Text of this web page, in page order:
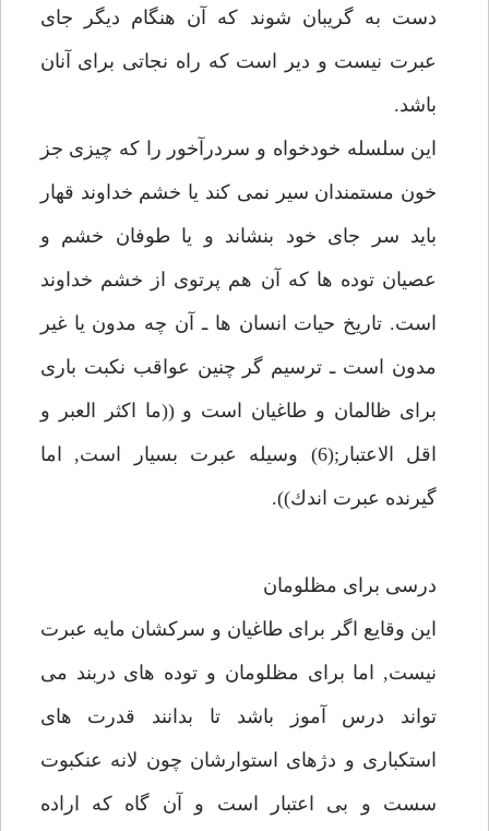
دست به گريبان شوند كه آن هنگام ديگر جاى
عبرت نيست و دير است كه راه نجاتى براى آنان
باشد.
اين سلسله خودخواه و سردرآخور را كه چيزى جز
خون مستمندان سير نمى كند يا خشم خداوند قهار
بايد سر جاى خود بنشاند و يا طوفان خشم و
عصيان توده ها كه آن هم پرتوى از خشم خداوند
است. تاريخ حيات انسان ها ـ آن چه مدون يا غير
مدون است ـ ترسيم گر چنين عواقب نكبت بارى
براى ظالمان و طاغيان است و ((ما اكثر العبر و
اقل الاعتبار;(6) وسيله عبرت بسيار است, اما
گيرنده عبرت اندك)).
درسى براى مظلومان
اين وقايع اگر براى طاغيان و سركشان مايه عبرت
نيست, اما براى مظلومان و توده هاى دربند مى
تواند درس آموز باشد تا بدانند قدرت هاى
استكبارى و دژهاى استوارشان چون لانه عنكبوت
سست و بى اعتبار است و آن گاه كه اراده